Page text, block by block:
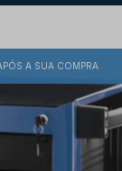
A SUA COMPRA